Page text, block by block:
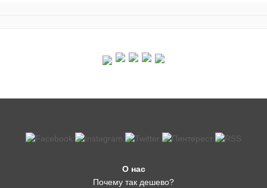
О нас
Почему так дешево?